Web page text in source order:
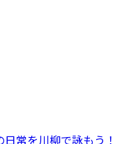
常を川柳で詠もう！